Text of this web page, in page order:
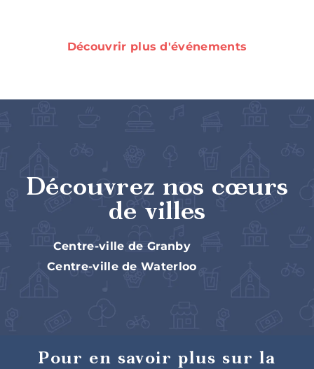
Bistros,
bars à vin
familiaux
Découvrir plus d'événements
Découvrez nos cœurs
de villes
Centre-ville de Granby
Centre-ville de Waterloo
Pour en savoir plus sur la